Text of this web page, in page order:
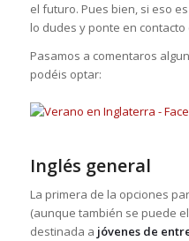
el futuro. Pues bien, si eso
lo dudes y ponte en
Pasamos a comentaros
podéis optar:
Inglés general
La primera de la opciones
(aunque también se puede
destinada a jóvenes de